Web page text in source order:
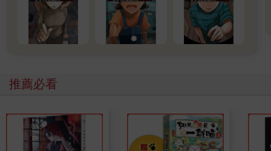
推薦必看